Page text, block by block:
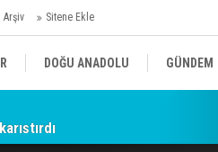
Arşiv Sitene Ekle
DOĞU ANADOLU GÜNDEM